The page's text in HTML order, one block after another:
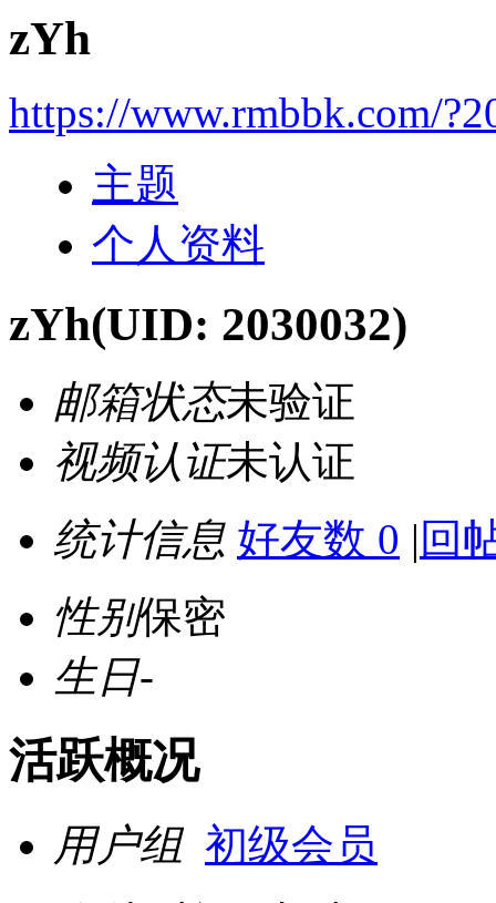
zYh
https://www.rmbbk.com/
主题
个人资料
zYh(UID: 2030032)
邮箱状态未验证
视频认证未认证
统计信息 好友数 0 | 回
性别保密
生日-
活跃概况
用户组 初级会员